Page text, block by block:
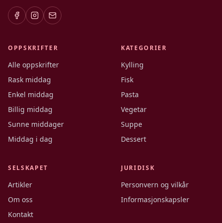
OPPSKRIFTER
Alle oppskrifter
Rask middag
Enkel middag
Billig middag
Sunne middager
Middag i dag
KATEGORIER
Kylling
Fisk
Pasta
Vegetar
Suppe
Dessert
SELSKAPET
Artikler
Om oss
Kontakt
JURIDISK
Personvern og vilkår
Informasjonskapsler